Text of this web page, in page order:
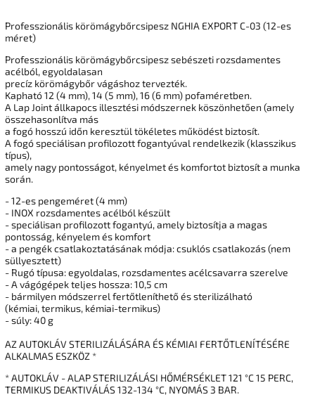
Professzionális körömágybőrcsipesz NGHIA EXPORT C-03 (12-es
méret)
Professzionális körömágybőrcsipesz sebészeti rozsdamentes
acélból, egyoldalasan
precíz körömágybőr vágáshoz tervezték.
Kapható 12 (4 mm), 14 (5 mm), 16 (6 mm) pofaméretben.
A Lap Joint állkapocs illesztési módszernek köszönhetően (amely
összehasonlítva más
a fogó hosszú időn keresztül tökéletes működést biztosít.
A fogó speciálisan profilozott fogantyúval rendelkezik (klasszikus
típus),
amely nagy pontosságot, kényelmet és komfortot biztosít a munka
során.
- 12-es pengeméret (4 mm)
- INOX rozsdamentes acélból készült
- speciálisan profilozott fogantyú, amely biztosítja a magas
pontosság, kényelem és komfort
- a pengék csatlakoztatásának módja: csuklós csatlakozás (nem
süllyesztett)
- Rugó típusa: egyoldalas, rozsdamentes acélcsavarra szerelve
- A vágógépek teljes hossza: 10,5 cm
- bármilyen módszerrel fertőtleníthető és sterilizálható
(kémiai, termikus, kémiai-termikus)
- súly: 40 g
AZ AUTOKLÁV STERILIZÁLÁSÁRA ÉS KÉMIAI FERTŐTLENÍTÉSÉRE
ALKALMAS ESZKÖZ *
* AUTOKLÁV - ALAP STERILIZÁLÁSI HŐMÉRSÉKLET 121 °C 15 PERC,
TERMIKUS DEAKTIVÁLÁS 132-134 °C, NYOMÁS 3 BAR.